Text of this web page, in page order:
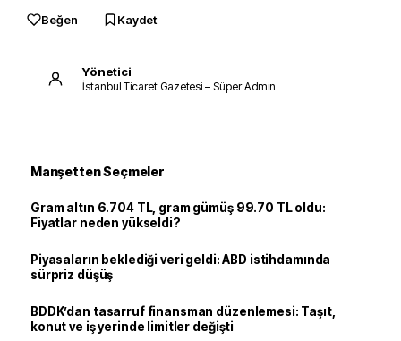
Beğen Kaydet
Yönetici
İstanbul Ticaret Gazetesi – Süper Admin
Manşetten Seçmeler
Gram altın 6.704 TL, gram gümüş 99.70 TL oldu:
Fiyatlar neden yükseldi?
Piyasaların beklediği veri geldi: ABD istihdamında
sürpriz düşüş
BDDK’dan tasarruf finansman düzenlemesi: Taşıt,
konut ve iş yerinde limitler değişti